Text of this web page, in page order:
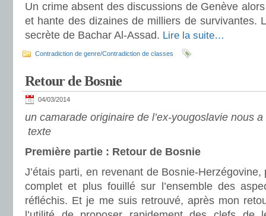
Un crime absent des discussions de Genève
et hante des dizaines de milliers de survivantes.
secrète de Bachar Al-Assad. Lire la suite…
Contradiction de genre/Contradiction de classes
Retour de Bosnie
04/03/2014
un camarade originaire de l’ex-yougoslavie nous
texte
Première partie : Retour de Bosnie
J’étais parti, en revenant de Bosnie-
complet et plus fouillé sur l’ensemble des
réfléchis. Et je me suis retrouvé, après mon